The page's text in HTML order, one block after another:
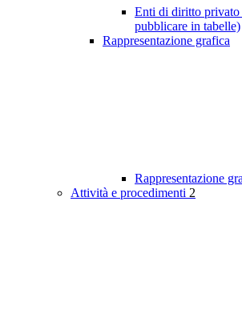
Enti di diritto privato
pubblicare in tabelle)
Rappresentazione grafica
Rappresentazione
Attività e procedimenti 2